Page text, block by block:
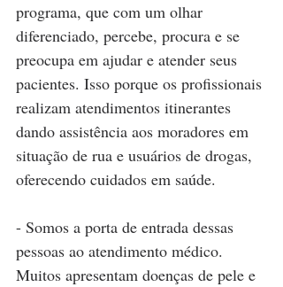
programa, que com um olhar
diferenciado, percebe, procura e se
preocupa em ajudar e atender seus
pacientes. Isso porque os profissionais
realizam atendimentos itinerantes
dando assistência aos moradores em
situação de rua e usuários de drogas,
oferecendo cuidados em saúde.
- Somos a porta de entrada dessas
pessoas ao atendimento médico.
Muitos apresentam doenças de pele e